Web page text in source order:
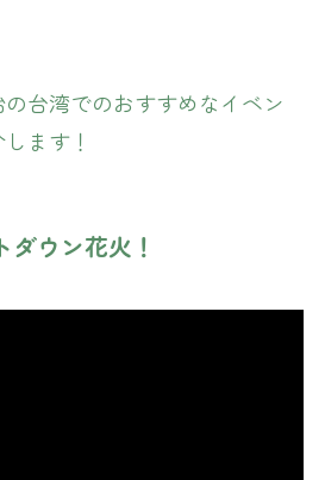
台湾でのおすすめなイベン
ます！
ダウン花火！